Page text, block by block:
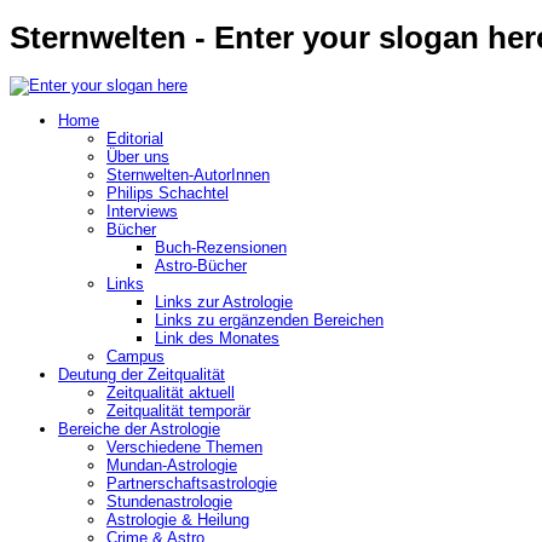
Sternwelten - Enter your slogan
Home
Editorial
Über uns
Sternwelten-AutorInnen
Philips Schachtel
Interviews
Bücher
Buch-Rezensionen
Astro-Bücher
Links
Links zur Astrologie
Links zu ergänzenden Bereichen
Link des Monates
Campus
Deutung der Zeitqualität
Zeitqualität aktuell
Zeitqualität temporär
Bereiche der Astrologie
Verschiedene Themen
Mundan-Astrologie
Partnerschaftsastrologie
Stundenastrologie
Astrologie & Heilung
Crime & Astro